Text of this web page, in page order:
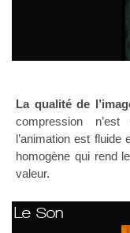
La qualité de
compression
l’animation est
homogène qui rend
valeur.
Le Son